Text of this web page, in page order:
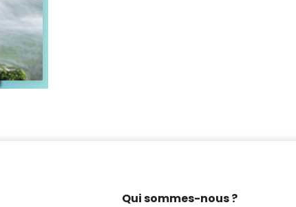
Qui sommes-nous ?